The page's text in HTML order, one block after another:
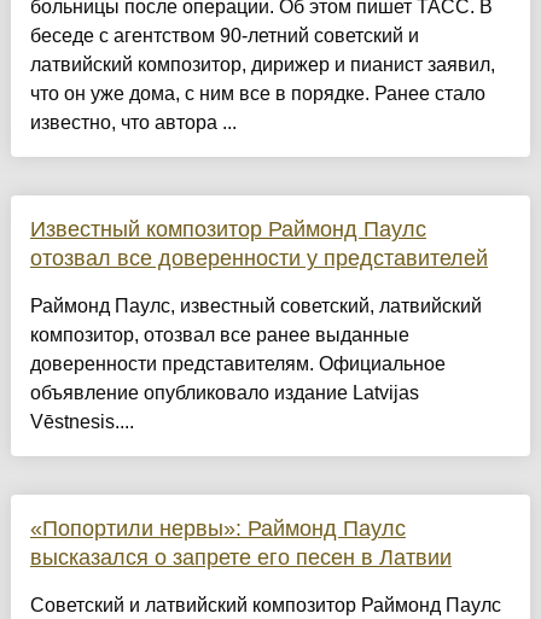
больницы после операции. Об этом пишет ТАСС. В
беседе с агентством 90-летний советский и
латвийский композитор, дирижер и пианист заявил,
что он уже дома, с ним все в порядке. Ранее стало
известно, что автора ...
Известный композитор Раймонд Паулс
отозвал все доверенности у представителей
Раймонд Паулс, известный советский, латвийский
композитор, отозвал все ранее выданные
доверенности представителям. Официальное
объявление опубликовало издание Latvijas
Vēstnesis....
«Попортили нервы»: Раймонд Паулс
высказался о запрете его песен в Латвии
Советский и латвийский композитор Раймонд Паулс